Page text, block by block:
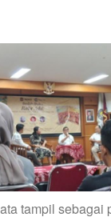
tampil sebagai